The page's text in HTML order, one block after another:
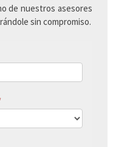
de nuestros asesores
sin compromiso.